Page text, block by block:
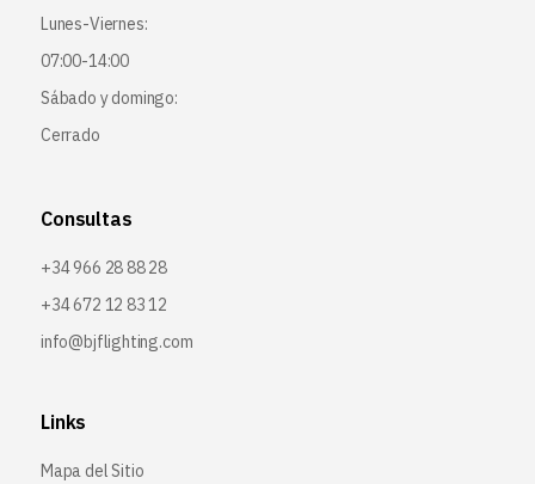
Lunes-Viernes:
07:00-14:00
Sábado y domingo:
Cerrado
Consultas
+34 966 28 88 28
+34 672 12 83 12
info@bjflighting.com
Links
Mapa del Sitio